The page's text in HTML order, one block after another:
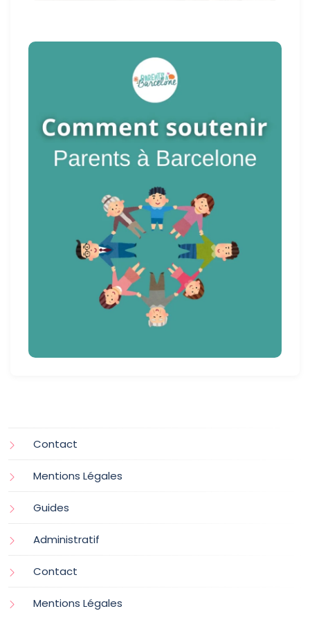
Contact
Mentions Légales
Guides
Administratif
Contact
Mentions Légales